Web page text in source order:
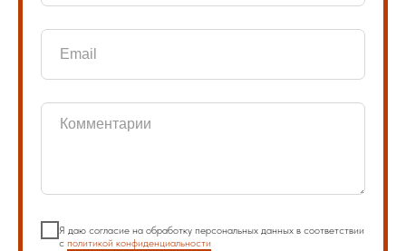
Я даю согласие на обработку персональных данных в соответствии
с политикой конфиденциальности